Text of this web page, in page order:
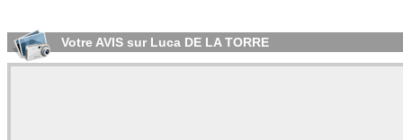
Votre AVIS sur Luca DE LA TORRE